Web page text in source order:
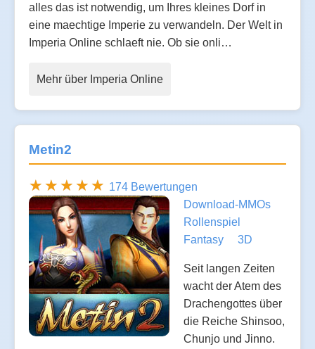
alles das ist notwendig, um Ihres kleines Dorf in
eine maechtige Imperie zu verwandeln. Der Welt in
Imperia Online schlaeft nie. Ob sie onli…
Mehr über Imperia Online
Metin2
174 Bewertungen
Download-MMOs
Rollenspiel
Fantasy
3D
Seit langen Zeiten
wacht der Atem des
Drachengottes über
die Reiche Shinsoo,
Chunjo und Jinno.